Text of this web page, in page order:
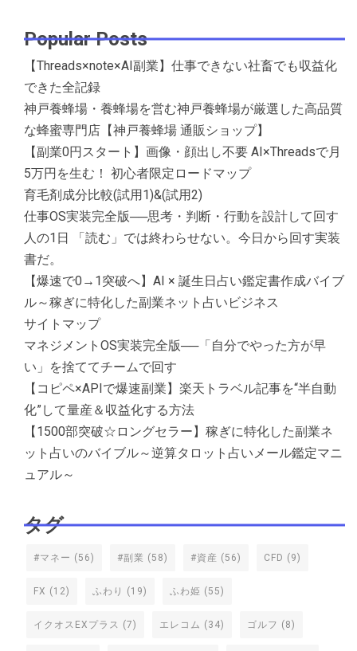
Popular Posts
【Threads×note×AI副業】仕事できない社畜でも収益化
できた全記録
神戸養蜂場・養蜂場を営む神戸養蜂場が厳選した高品質
な蜂蜜専門店【神戸養蜂場 通販ショップ】
【副業0円スタート】画像・顔出し不要 AI×Threadsで月
5万円を生む！ 初心者限定ロードマップ
育毛剤成分比較(試用1)&(試用2)
仕事OS実装完全版──思考・判断・行動を設計して回す
人の1日 「読む」では終わらせない。今日から回す実装
書だ。
【爆速で0→1突破へ】AI × 誕生日占い鑑定書作成バイブ
ル～稼ぎに特化した副業ネット占いビジネス
サイトマップ
マネジメントOS実装完全版──「自分でやった方が早
い」を捨ててチームで回す
【コピペ×APIで爆速副業】楽天トラベル記事を“半自動
化”して量産＆収益化する方法
【1500部突破☆ロングセラー】稼ぎに特化した副業ネ
ット占いのバイブル～逆算タロット占いメール鑑定マニ
ュアル～
タグ
#マネー (56) #副業 (58) #資産 (56) CFD (9)
FX (12) ふわり (19) ふわ姫 (55)
イクオスEXプラス (7) エレコム (34) ゴルフ (8)